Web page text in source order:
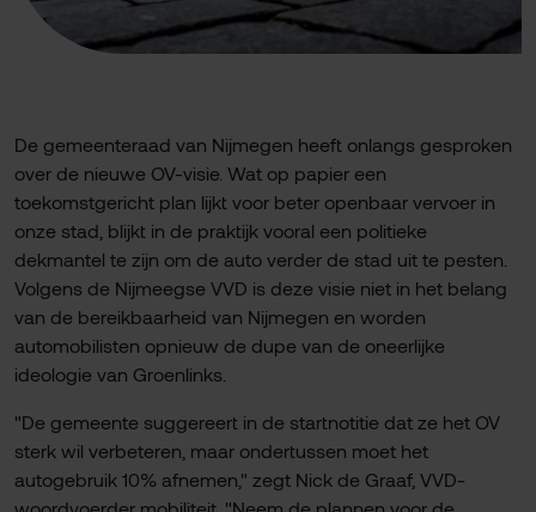
De gemeenteraad van Nijmegen heeft onlangs gesproken
over de nieuwe OV-visie. Wat op papier een
toekomstgericht plan lijkt voor beter openbaar vervoer in
onze stad, blijkt in de praktijk vooral een politieke
dekmantel te zijn om de auto verder de stad uit te pesten.
Volgens de Nijmeegse VVD is deze visie niet in het belang
van de bereikbaarheid van Nijmegen en worden
automobilisten opnieuw de dupe van de oneerlijke
ideologie van Groenlinks.
"De gemeente suggereert in de startnotitie dat ze het OV
sterk wil verbeteren, maar ondertussen moet het
autogebruik 10% afnemen," zegt Nick de Graaf, VVD-